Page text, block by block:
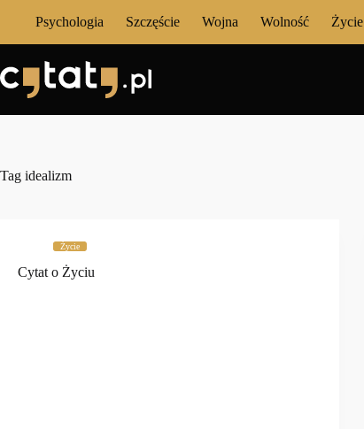
Psychologia Szczęście Wojna Wolność Życie
Tag idealizm
Życie
Cytat o Życiu